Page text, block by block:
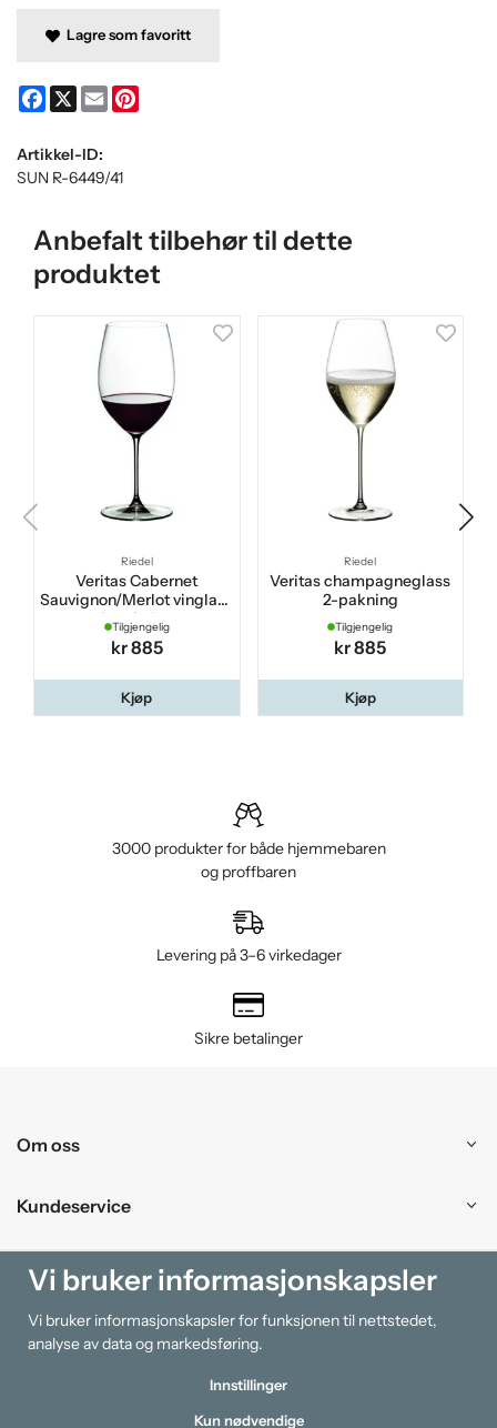
Lagre som favoritt
Facebook
X Email
Artikkel-ID:
SUN R-6449/41
Anbefalt tilbehør til dette
produktet
Riedel
Veritas Cabernet
Sauvignon/Merlot vinglass
2-pakning
Tilgjengelig
kr 885
Kjøp
Riedel
Veritas champagneglass
2-pakning
Tilgjengelig
kr 885
Kjøp
3000 produkter for både hjemmebaren
og proffbaren
Levering på 3–6 virkedager
Sikre betalinger
Om oss
Kundeservice
Kjøpesenter
Information
Vi bruker informasjonskapsler
Vi bruker informasjonskapsler for funksjonen til nettstedet,
analyse av data og markedsføring.
Innstillinger
Kun nødvendige